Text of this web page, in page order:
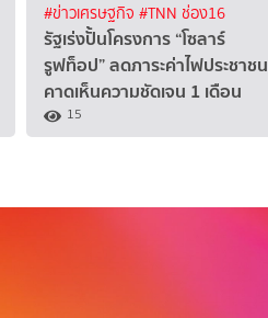
#ข่าวเศรษฐกิจ #TNN ช่อง16
รัฐเร่งปั้นโครงการ “โซลาร์
รูฟท็อป” ลดภาระค่าไฟประชาชน
คาดเห็นความชัดเจน 1 เดือน
15